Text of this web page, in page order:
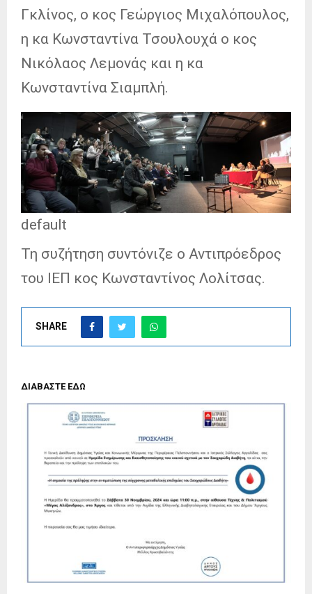
Γκλίνος, ο κος Γεώργιος Μιχαλόπουλος,
η κα Κωνσταντίνα Τσουλουχά ο κος
Νικόλαος Λεμονάς και η κα
Κωνσταντίνα Σιαμπλή.
default
Τη συζήτηση συντόνιζε ο Αντιπρόεδρος
του ΙΕΠ κος Κωνσταντίνος Λολίτσας.
SHARE
ΔΙΑΒΑΣΤΕ ΕΔΩ